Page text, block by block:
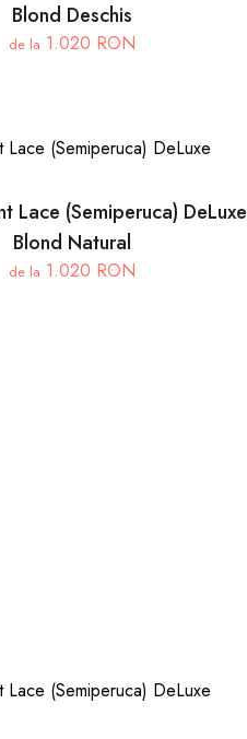
Blond Deschis
de la 1.020 RON
Lace (Semiperuca) DeLuxe
Blond Natural
de la 1.020 RON